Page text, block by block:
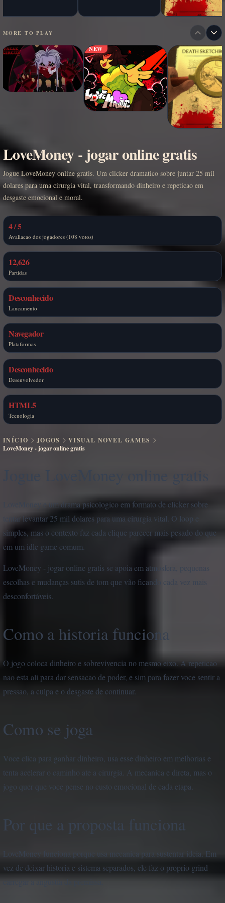
MORE TO PLAY
NEW
LoveMoney - jogar online gratis
Jogue LoveMoney online gratis. Um clicker dramatico sobre juntar 25 mil
dolares para uma cirurgia vital, transformando dinheiro e repeticao em
desgaste emocional e moral.
4 / 5
Avaliacao dos jogadores (108 votos)
12,626
Partidas
Desconhecido
Lancamento
Navegador
Plataformas
Desconhecido
Desenvolvedor
HTML5
Tecnologia
INÍCIO JOGOS
VISUAL NOVEL GAMES
LoveMoney - jogar online gratis
LoveMoney e um drama psicologico em formato de clicker sobre
tentar levantar 25 mil dolares para uma cirurgia vital. O loop e
simples, mas o contexto faz cada clique parecer mais pesado do que
em um idle game comum.
LoveMoney - jogar online gratis se apoia em atmosfera, pequenas
escolhas e mudanças sutis de tom que vão ficando cada vez mais
desconfortáveis.
Como a historia funciona
O jogo coloca dinheiro e sobrevivencia no mesmo eixo. A repeticao
nao esta ali para dar sensacao de poder, e sim para fazer voce sentir a
pressao, a culpa e o desgaste de continuar.
Como se joga
Voce clica para ganhar dinheiro, usa esse dinheiro em melhorias e
tenta acelerar o caminho ate a cirurgia. A mecanica e direta, mas o
jogo quer que voce pense no custo emocional de cada etapa.
Por que a proposta funciona
LoveMoney funciona porque usa mecanica para sustentar ideia. Em
vez de deixar historia e sistema separados, ele faz o proprio grind
carregar a angustia da premissa.